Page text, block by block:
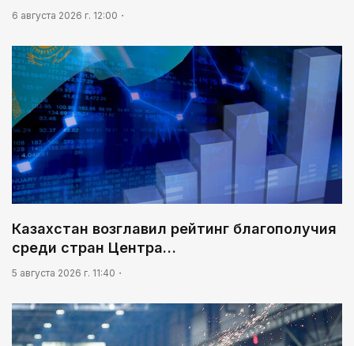
6 августа 2026 г. 12:00
Казахстан возглавил рейтинг благополучия
среди стран Центра…
5 августа 2026 г. 11:40